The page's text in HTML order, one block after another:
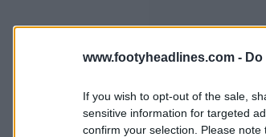
www.footyheadlines.com -
If you wish to opt-out of the sale,
sensitive information for targeted
confirm your selection. Please